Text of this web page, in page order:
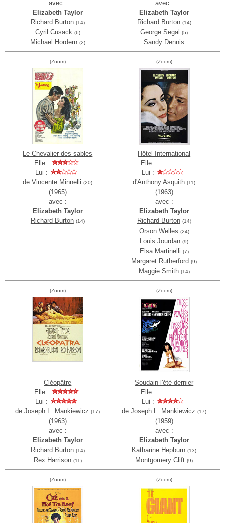
avec :
Elizabeth Taylor
Richard Burton (14)
Cyril Cusack (6)
Michael Hordern (2)
avec :
Elizabeth Taylor
Richard Burton (14)
George Segal (5)
Sandy Dennis
(Zoom)
Le Chevalier des sables
Elle :
Lui :
deVincente Minnelli (20)
(1965)
avec :
Elizabeth Taylor
Richard Burton (14)
(Zoom)
Hôtel International
Elle :
Lui :
d'Anthony Asquith (11)
(1963)
avec :
Elizabeth Taylor
Richard Burton (14)
Orson Welles (24)
Louis Jourdan (9)
Elsa Martinelli (7)
Margaret Rutherford (9)
Maggie Smith (14)
(Zoom)
Cléopâtre
Elle :
Lui :
deJoseph L. Mankiewicz (17)
(1963)
avec :
Elizabeth Taylor
Richard Burton (14)
Rex Harrison (11)
(Zoom)
Soudain l'été dernier
Elle :
Lui :
deJoseph L. Mankiewicz (17)
(1959)
avec :
Elizabeth Taylor
Katharine Hepburn (13)
Montgomery Clift (9)
(Zoom) (Zoom)